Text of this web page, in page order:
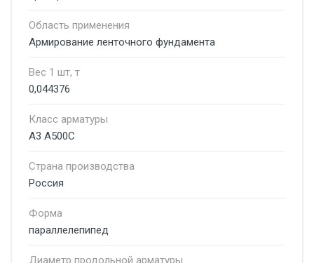
Область применения
Армирование ленточного фундамента
Вес 1 шт, т
0,044376
Класс арматуры
А3 А500С
Страна производства
Россия
Форма
параллелепипед
Диаметр продольной арматуры